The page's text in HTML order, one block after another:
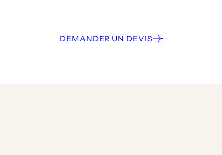
DEMANDER UN DEVIS